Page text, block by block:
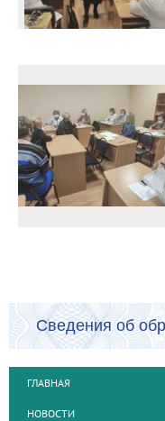
Сведения об
ГЛАВНАЯ
НОВОСТИ